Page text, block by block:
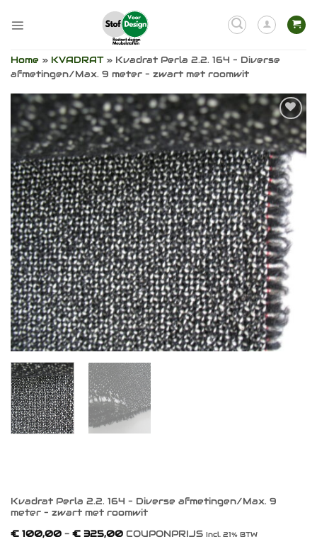
naar
Home » KVADRAT» Kvadrat Perla 2.2. 164 – Diverse
afmetingen/Max. 9 meter – zwart met roomwit
Toevoegen
aan
verlanglijst
Kvadrat Perla 2.2. 164 – Diverse afmetingen/Max. 9
meter – zwart met roomwit
€ 100,00 - € 325,00Prijsklasse:
COUPONPRIJS Incl. 21% BTW